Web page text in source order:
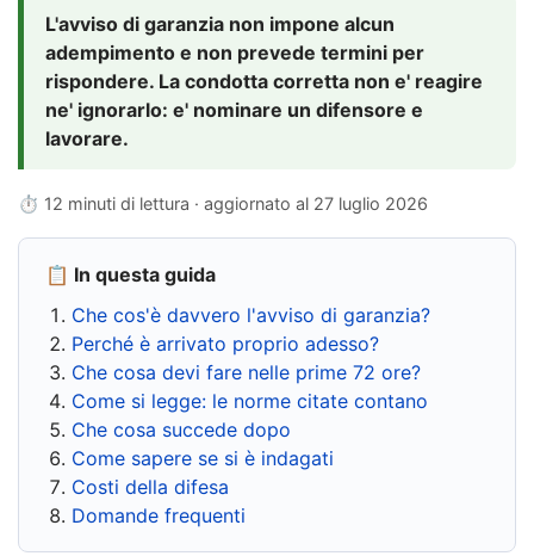
L'avviso di garanzia non impone alcun
adempimento e non prevede termini per
rispondere. La condotta corretta non e' reagire
ne' ignorarlo: e' nominare un difensore e
lavorare.
⏱ 12 minuti di lettura · aggiornato al 27 luglio 2026
📋 In questa guida
Che cos'è davvero l'avviso di garanzia?
Perché è arrivato proprio adesso?
Che cosa devi fare nelle prime 72 ore?
Come si legge: le norme citate contano
Che cosa succede dopo
Come sapere se si è indagati
Costi della difesa
Domande frequenti